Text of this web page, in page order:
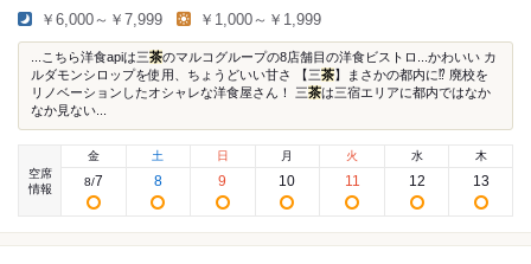
￥6,000～￥7,999 ￥1,000～￥1,999
...こちら洋食apiは三茶のマルコグループの8店舗目の洋食ビストロ...かわいい カ
ルダモンシロップを使用、ちょうどいい甘さ 【三茶】まさかの都内に⁉︎ 廃校を
リノベーションしたオシャレな洋食屋さん！ 三茶は三宿エリアに都内ではなか
なか見ない...
空席
情報
金
8/7
土
8
日
9
月
10
火
11
水
12
木
13